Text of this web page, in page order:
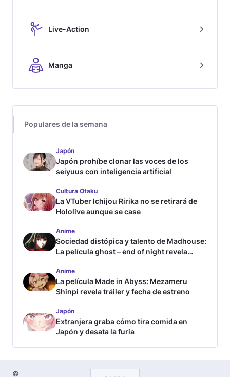
Live-Action
Manga
Populares de la semana
Japón
Japón prohíbe clonar las voces de los
seiyuus con inteligencia artificial
Cultura Otaku
La VTuber Ichijou Ririka no se retirará de
Hololive aunque se case
Anime
Sociedad distópica y talento de Madhouse:
La película ghost – end of night revela
Anime
La película Made in Abyss: Mezameru
Shinpi revela tráiler y fecha de estreno
Japón
Extranjera graba cómo tira comida en
Japón y desata la furia
©